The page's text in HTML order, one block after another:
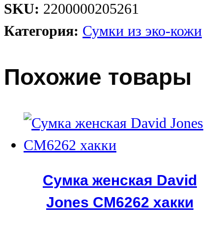
SKU: 2200000205261
Категория: Сумки из эко-кожи
Похожие товары
Сумка женская David
Jones СМ6262 хакки